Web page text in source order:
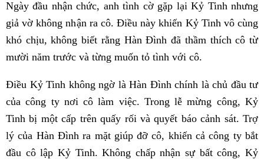
Ngày đầu nhận chức, anh tình cờ gặp lại Kỷ Tinh nhưng
giả vờ không nhận ra cô. Điều này khiến Kỷ Tinh vô cùng
khó chịu, không biết rằng Hàn Đình đã thầm thích cô từ
mười năm trước và từng muốn tỏ tình với cô.
Điều Kỷ Tinh không ngờ là Hàn Đình chính là chủ đầu tư
của công ty nơi cô làm việc. Trong lễ mừng công, Kỷ
Tinh bị một cấp trên quấy rối và quyết báo cảnh sát. Trợ
lý của Hàn Đình ra mặt giúp đỡ cô, khiến cả công ty bắt
đầu cô lập Kỷ Tinh. Không chấp nhận sự bất công, Kỷ